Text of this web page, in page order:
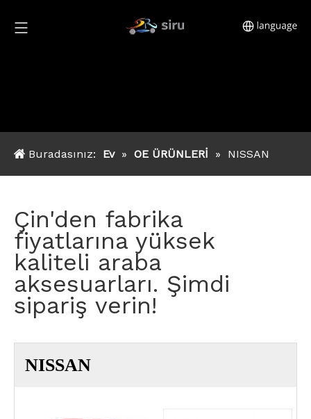
Buradasınız: Ev » OE ÜRÜNLERİ » NISSAN
Çin'den fabrika
fiyatlarına yüksek
kaliteli araba
aksesuarları. Şimdi
sipariş verin!
NISSAN